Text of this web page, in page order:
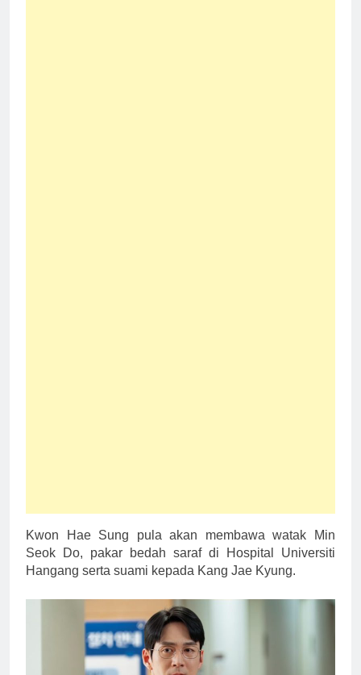
Kwon Hae Sung pula akan membawa watak Min
Seok Do, pakar bedah saraf di Hospital Universiti
Hangang serta suami kepada Kang Jae Kyung.